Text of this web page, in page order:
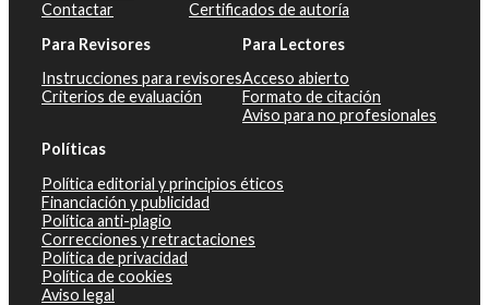
Contactar
Certificados de autoría
Para Revisores
Instrucciones para revisores
Criterios de evaluación
Para Lectores
Acceso abierto
Formato de citación
Aviso para no profesionales
Políticas
Política editorial y principios éticos
Financiación y publicidad
Política anti-plagio
Correcciones y retractaciones
Política de privacidad
Política de cookies
Aviso legal